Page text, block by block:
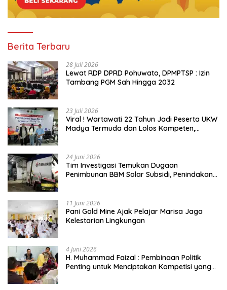
Berita Terbaru
28 Juli 2026
Lewat RDP DPRD Pohuwato, DPMPTSP : Izin
Tambang PGM Sah Hingga 2032
23 Juli 2026
Viral ! Wartawati 22 Tahun Jadi Peserta UKW
Madya Termuda dan Lolos Kompeten,
24 Juni 2026
Tim Investigasi Temukan Dugaan
Penimbunan BBM Solar Subsidi, Penindakan
11 Juni 2026
Pani Gold Mine Ajak Pelajar Marisa Jaga
Kelestarian Lingkungan
4 Juni 2026
H. Muhammad Faizal : Pembinaan Politik
Penting untuk Menciptakan Kompetisi yang